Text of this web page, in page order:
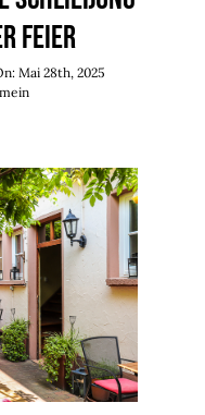
Feier
Mai 28th, 2025